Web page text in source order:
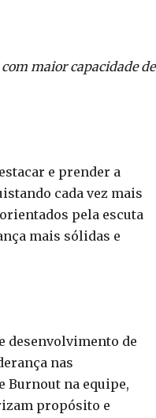
maior capacidade de
e prender a
cada vez mais
pela escuta
mais sólidas e
desenvolvimento de
nas
Burnout na equipe,
propósito e